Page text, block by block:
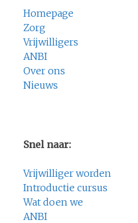
Homepage
Zorg
Vrijwilligers
ANBI
Over ons
Nieuws
Snel naar:
Vrijwilliger worden
Introductie cursus
Wat doen we
ANBI